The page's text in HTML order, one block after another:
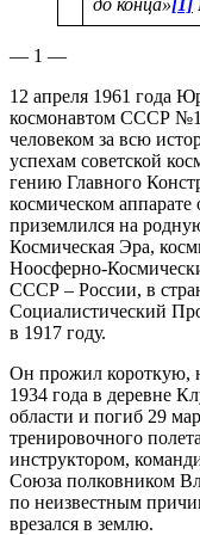
— 1 —
12 апреля 1961 года
космонавтом СССР
человеком за всю
успехам советской
гению Главного
космическом
приземлился на
Космическая Эра,
Ноосферно-
СССР – России, в
Социалистический
в 1917 году.
Он прожил короткую,
1934 года в деревне
области и погиб 29
тренировочного
инструктором,
Союза полковником
по неизвестным
врезался в землю.